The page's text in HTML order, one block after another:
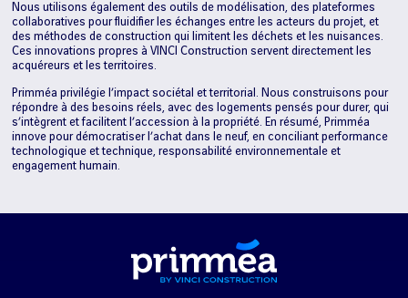
Nous utilisons également des outils de modélisation, des plateformes
collaboratives pour fluidifier les échanges entre les acteurs du projet, et
des méthodes de construction qui limitent les déchets et les nuisances.
Ces innovations propres à VINCI Construction servent directement les
acquéreurs et les territoires.
Primméa privilégie l’impact sociétal et territorial. Nous construisons pour
répondre à des besoins réels, avec des logements pensés pour durer, qui
s’intègrent et facilitent l’accession à la propriété. En résumé, Primméa
innove pour démocratiser l’achat dans le neuf, en conciliant performance
technologique et technique, responsabilité environnementale et
engagement humain.